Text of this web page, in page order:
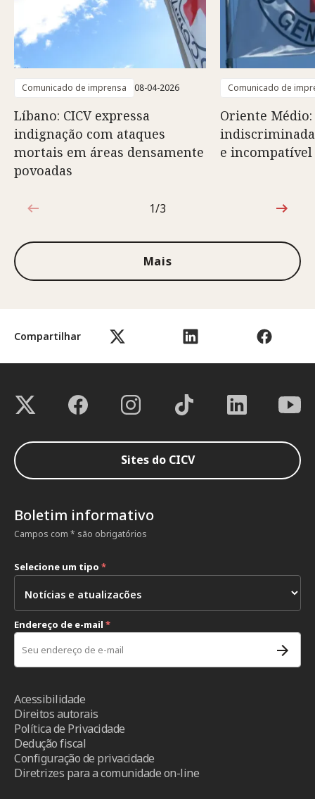
Compartilhar
Comunicado de imprensa 08-04-2026
Líbano: CICV expressa
indignação com ataques
mortais em áreas densamente
povoadas
Comunicado de
Oriente
e
1 de 3
1/3
Mais
Sites do CICV
Boletim informativo
Campos com * são obrigatórios
Selecione um tipo *
Endereço de e-mail *
Acessibilidade
Direitos autorais
Política de Privacidade
Dedução fiscal
Configuração de privacidade
Diretrizes para a comunidade on-line